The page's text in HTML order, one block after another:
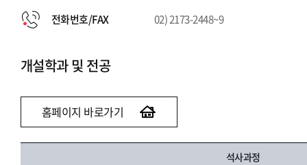
전화번호/FAX 02) 2173-2448~9
개설학과 및 전공
홈페이지 바로가기
석사과정